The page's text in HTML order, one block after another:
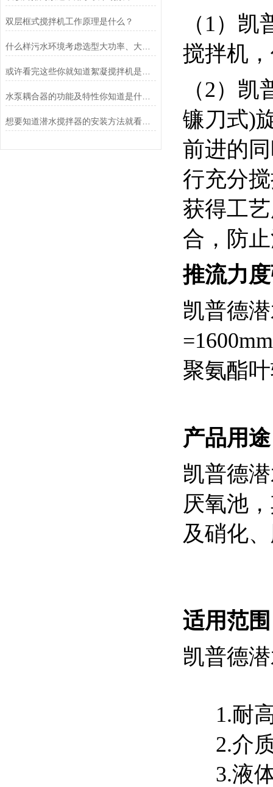
双层框式搅拌机工作原理是什么？
水泵耦合器的功能及特性你知道是什么么
想要知道潜水搅拌器的安装方法就看看这些吧
（1）
搅拌机
（2） 凯
镰刀式)
前进的
行充分
获得工
合，防
推流力
凯普德
聚氨酯
产品用
凯普德
厌氧池
及硝化
适用范
凯普德
1.耐高
2.介质
3.液体